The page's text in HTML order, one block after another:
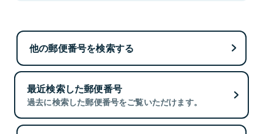
他の郵便番号を検索する
最近検索した郵便番号
過去に検索した郵便番号をご覧いただけます。